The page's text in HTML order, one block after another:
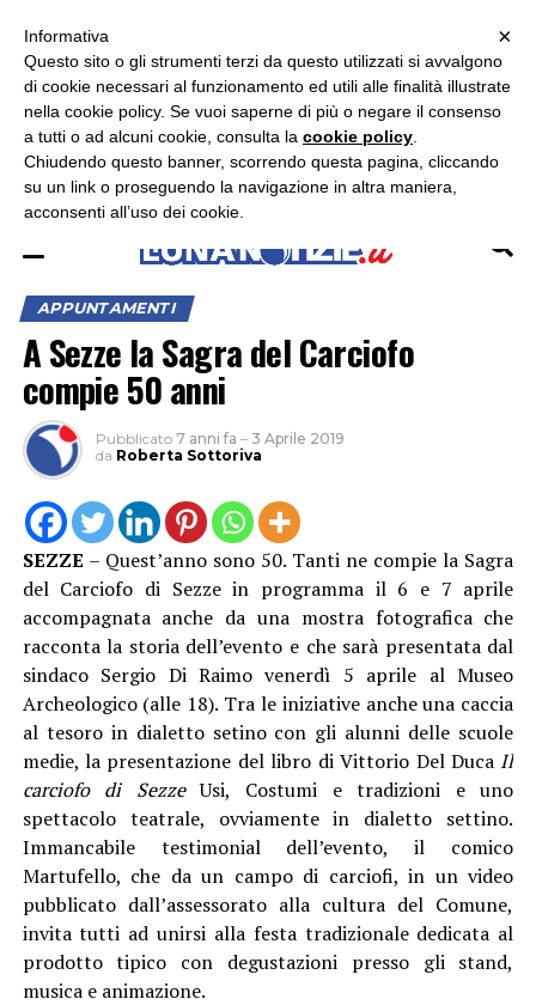
ASCOLTA RADIO LUNA
APPUNTAMENTI
A Sezze la Sagra del Carciofo
compie 50 anni
Pubblicato 7 anni fa – 3 Aprile 2019
da Roberta Sottoriva
SEZZE – Quest’anno sono 50. Tanti ne compie la Sagra
del Carciofo di Sezze in programma il 6 e 7 aprile
accompagnata anche da una mostra fotografica che
racconta la storia dell’evento e che sarà presentata dal
sindaco Sergio Di Raimo venerdì 5 aprile al Museo
Archeologico (alle 18). Tra le iniziative anche una caccia
al tesoro in dialetto setino con gli alunni delle scuole
medie, la presentazione del libro di Vittorio Del Duca Il
carciofo di SezzeUsi, Costumi e tradizioni e uno
spettacolo teatrale, ovviamente in dialetto settino.
Immancabile testimonial dell’evento, il comico
Martufello, che da un campo di carciofi, in un video
pubblicato dall’assessorato alla cultura del Comune,
invita tutti ad unirsi alla festa tradizionale dedicata al
prodotto tipico con degustazioni presso gli stand,
musica e animazione.
×
×
Informativa
Questo sito o gli strumenti terzi da questo utilizzati si avvalgono
di cookie necessari al funzionamento ed utili alle finalità illustrate
nella cookie policy. Se vuoi saperne di più o negare il consenso
a tutti o ad alcuni cookie, consulta la cookie policy
Chiudendo questo banner, scorrendo questa pagina, cliccando
su un link o proseguendo la navigazione in altra maniera,
acconsenti all’uso dei cookie.